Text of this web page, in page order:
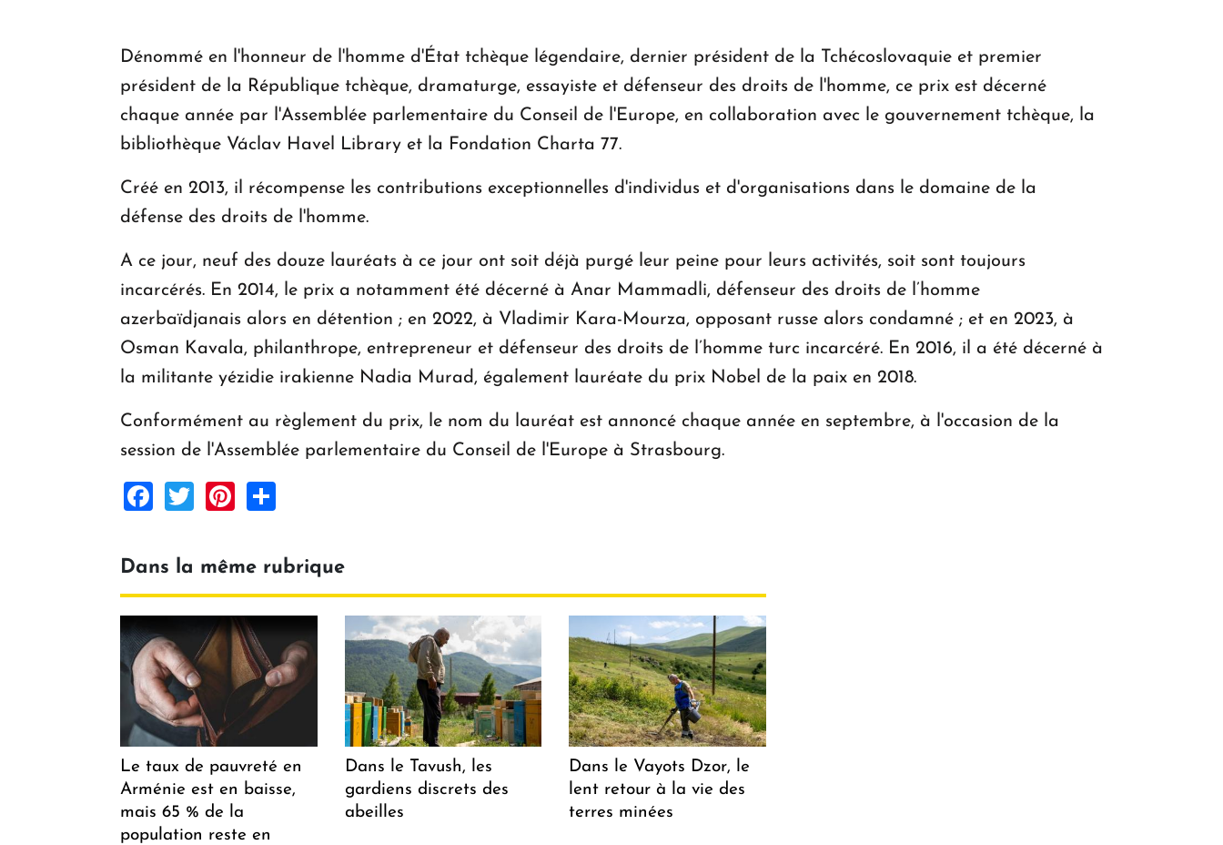
Dénommé en l'honneur de l'homme d'État tchèque légendaire, dernier président de la Tchécoslovaquie et premier
président de la République tchèque, dramaturge, essayiste et défenseur des droits de l'homme, ce prix est décerné
chaque année par l'Assemblée parlementaire du Conseil de l'Europe, en collaboration avec le gouvernement tchèque, la
bibliothèque Václav Havel Library et la Fondation Charta 77.
Créé en 2013, il récompense les contributions exceptionnelles d'individus et d'organisations dans le domaine de la
défense des droits de l'homme.
A ce jour, neuf des douze lauréats à ce jour ont soit déjà purgé leur peine pour leurs activités, soit sont toujours
incarcérés. En 2014, le prix a notamment été décerné à Anar Mammadli, défenseur des droits de l’homme
azerbaïdjanais alors en détention ; en 2022, à Vladimir Kara-Mourza, opposant russe alors condamné ; et en 2023, à
Osman Kavala, philanthrope, entrepreneur et défenseur des droits de l’homme turc incarcéré. En 2016, il a été décerné à
la militante yézidie irakienne Nadia Murad, également lauréate du prix Nobel de la paix en 2018.
Conformément au règlement du prix, le nom du lauréat est annoncé chaque année en septembre, à l'occasion de la
session de l'Assemblée parlementaire du Conseil de l'Europe à Strasbourg.
Facebook
TwitterPinterest
Dans la même rubrique
Le taux de pauvreté en
Arménie est en baisse,
mais 65 % de la
population reste en
Dans le Tavush, les
gardiens discrets des
abeilles
Dans le Vayots Dzor, le
lent retour à la vie des
terres minées